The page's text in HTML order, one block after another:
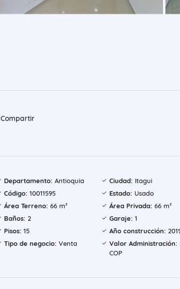
Compartir
Departamento: Antioquia Ciudad: Itagui
Código: 10011595 Estado: Usado
Área Terreno: 66 m² Área Privada: 66 m²
Baños: 2 Garaje: 1
Pisos: 15 Año construcción:
Tipo de negocio: Venta Valor Administración:
COP